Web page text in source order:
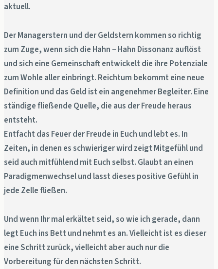
aktuell.
Der Managerstern und der Geldstern kommen so richtig
zum Zuge, wenn sich die Hahn – Hahn Dissonanz auflöst
und sich eine Gemeinschaft entwickelt die ihre Potenziale
zum Wohle aller einbringt. Reichtum bekommt eine neue
Definition und das Geld ist ein angenehmer Begleiter. Eine
ständige fließende Quelle, die aus der Freude heraus
entsteht.
Entfacht das Feuer der Freude in Euch und lebt es. In
Zeiten, in denen es schwieriger wird zeigt Mitgefühl und
seid auch mitfühlend mit Euch selbst. Glaubt an einen
Paradigmenwechsel und lasst dieses positive Gefühl in
jede Zelle fließen.
Und wenn Ihr mal erkältet seid, so wie ich gerade, dann
legt Euch ins Bett und nehmt es an. Vielleicht ist es dieser
eine Schritt zurück, vielleicht aber auch nur die
Vorbereitung für den nächsten Schritt.